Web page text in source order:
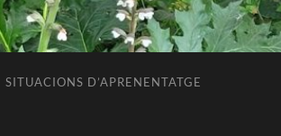
SITUACIONS D’APRENENTATGE